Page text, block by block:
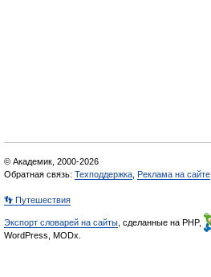
© Академик, 2000-2026
Обратная связь: Техподдержка Реклама на сайте
👣 Путешествия
Экспорт словарей на сайты , сделанные на PHP,
WordPress, MODx.